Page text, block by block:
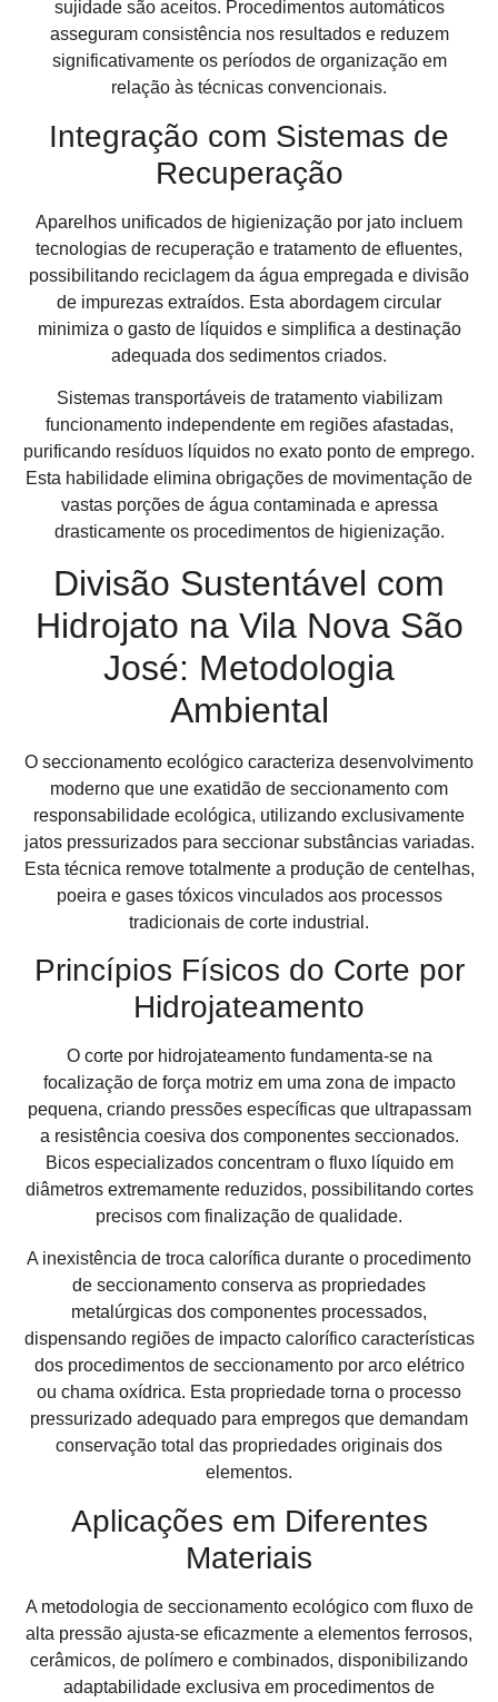
sujidade são aceitos. Procedimentos automáticos
asseguram consistência nos resultados e reduzem
significativamente os períodos de organização em
relação às técnicas convencionais.
Integração com Sistemas de
Recuperação
Aparelhos unificados de higienização por jato incluem
tecnologias de recuperação e tratamento de efluentes,
possibilitando reciclagem da água empregada e divisão
de impurezas extraídos. Esta abordagem circular
minimiza o gasto de líquidos e simplifica a destinação
adequada dos sedimentos criados.
Sistemas transportáveis de tratamento viabilizam
funcionamento independente em regiões afastadas,
purificando resíduos líquidos no exato ponto de emprego.
Esta habilidade elimina obrigações de movimentação de
vastas porções de água contaminada e apressa
drasticamente os procedimentos de higienização.
Divisão Sustentável com
Hidrojato na Vila Nova São
José: Metodologia
Ambiental
O seccionamento ecológico caracteriza desenvolvimento
moderno que une exatidão de seccionamento com
responsabilidade ecológica, utilizando exclusivamente
jatos pressurizados para seccionar substâncias variadas.
Esta técnica remove totalmente a produção de centelhas,
poeira e gases tóxicos vinculados aos processos
tradicionais de corte industrial.
Princípios Físicos do Corte por
Hidrojateamento
O corte por hidrojateamento fundamenta-se na
focalização de força motriz em uma zona de impacto
pequena, criando pressões específicas que ultrapassam
a resistência coesiva dos componentes seccionados.
Bicos especializados concentram o fluxo líquido em
diâmetros extremamente reduzidos, possibilitando cortes
precisos com finalização de qualidade.
A inexistência de troca calorífica durante o procedimento
de seccionamento conserva as propriedades
metalúrgicas dos componentes processados,
dispensando regiões de impacto calorífico características
dos procedimentos de seccionamento por arco elétrico
ou chama oxídrica. Esta propriedade torna o processo
pressurizado adequado para empregos que demandam
conservação total das propriedades originais dos
elementos.
Aplicações em Diferentes
Materiais
A metodologia de seccionamento ecológico com fluxo de
alta pressão ajusta-se eficazmente a elementos ferrosos,
cerâmicos, de polímero e combinados, disponibilizando
adaptabilidade exclusiva em procedimentos de